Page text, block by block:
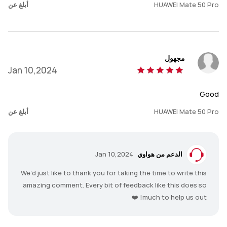
HUAWEI Mate 50 Pro أبلغ عن
مجهول
Jan 10,2024
Good
HUAWEI Mate 50 Pro أبلغ عن
الدعم من هواوي Jan 10,2024
We’d just like to thank you for taking the time to write this
amazing comment. Every bit of feedback like this does so
much to help us out! ❤️